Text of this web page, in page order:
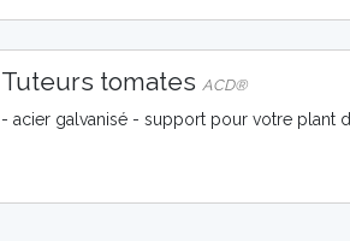
Tuteurs tomates ACD®
- acier galvanisé - support pour votre plant